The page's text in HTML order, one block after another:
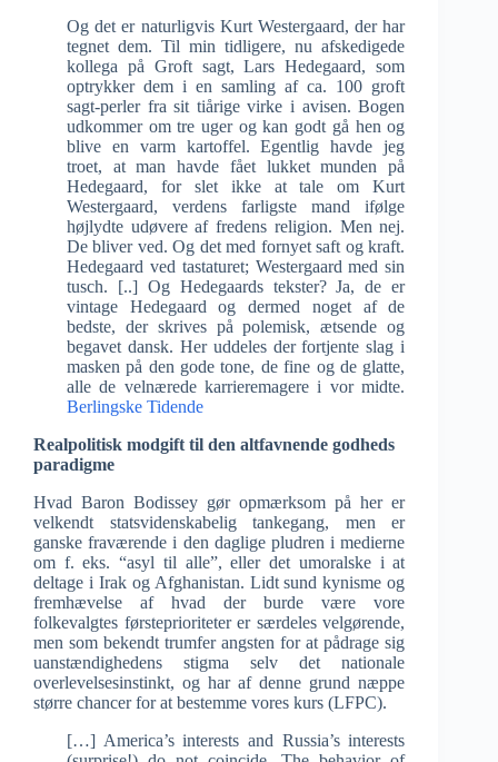
Og det er naturligvis Kurt Westergaard, der har
tegnet dem. Til min tidligere, nu afskedigede
kollega på Groft sagt, Lars Hedegaard, som
optrykker dem i en samling af ca. 100 groft
sagt-perler fra sit tiårige virke i avisen. Bogen
udkommer om tre uger og kan godt gå hen og
blive en varm kartoffel. Egentlig havde jeg
troet, at man havde fået lukket munden på
Hedegaard, for slet ikke at tale om Kurt
Westergaard, verdens farligste mand ifølge
højlydte udøvere af fredens religion. Men nej.
De bliver ved. Og det med fornyet saft og kraft.
Hedegaard ved tastaturet; Westergaard med sin
tusch. [..] Og Hedegaards tekster? Ja, de er
vintage Hedegaard og dermed noget af de
bedste, der skrives på polemisk, ætsende og
begavet dansk. Her uddeles der fortjente slag i
masken på den gode tone, de fine og de glatte,
alle de velnærede karrieremagere i vor midte.
Berlingske Tidende
Realpolitisk modgift til den altfavnende godheds
paradigme
Hvad Baron Bodissey gør opmærksom på her er
velkendt statsvidenskabelig tankegang, men er
ganske fraværende i den daglige pludren i medierne
om f. eks. “asyl til alle”, eller det umoralske i at
deltage i Irak og Afghanistan. Lidt sund kynisme og
fremhævelse af hvad der burde være vore
folkevalgtes førsteprioriteter er særdeles velgørende,
men som bekendt trumfer angsten for at pådrage sig
uanstændighedens stigma selv det nationale
overlevelsesinstinkt, og har af denne grund næppe
større chancer for at bestemme vores kurs (LFPC).
[…] America’s interests and Russia’s interests